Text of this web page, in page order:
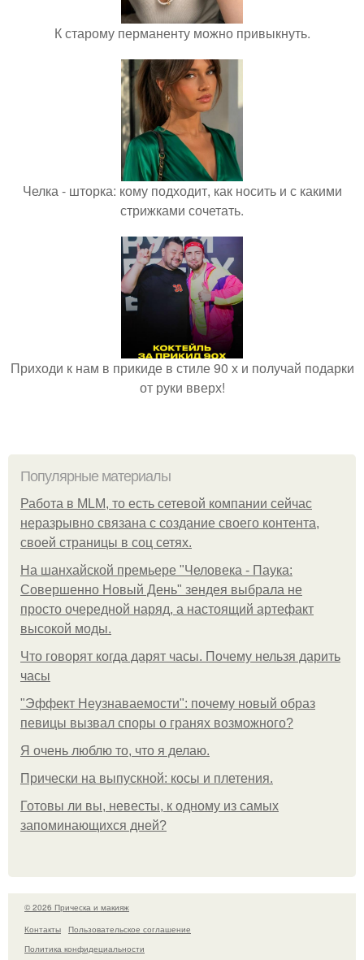
К старому перманенту можно привыкнуть.
Челка - шторка: кому подходит, как носить и с какими
стрижками сочетать.
Приходи к нам в прикиде в стиле 90 х и получай подарки
от руки вверх!
Популярные материалы
Работа в MLM, то есть сетевой компании сейчас
неразрывно связана с создание своего контента,
своей страницы в соц сетях.
На шанхайской премьере "Человека - Паука:
Совершенно Новый День" зендея выбрала не
просто очередной наряд, а настоящий артефакт
высокой моды.
Что говорят когда дарят часы. Почему нельзя дарить
часы
"Эффект Неузнаваемости": почему новый образ
певицы вызвал споры о гранях возможного?
Я очень люблю то, что я делаю.
Прически на выпускной: косы и плетения.
Готовы ли вы, невесты, к одному из самых
запоминающихся дней?
© 2026 Прическа и макияж
Контакты
Пользовательское соглашение
Политика конфидециальности